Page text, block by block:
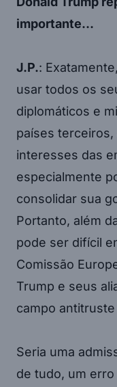
importante…
J.P.:
usar todos os
diplomáticos e
países
interesses das
especialmente
consolidar sua
Portanto, além
pode ser difícil
Comissão
Trump e seus
campo
Seria uma
de tudo, um